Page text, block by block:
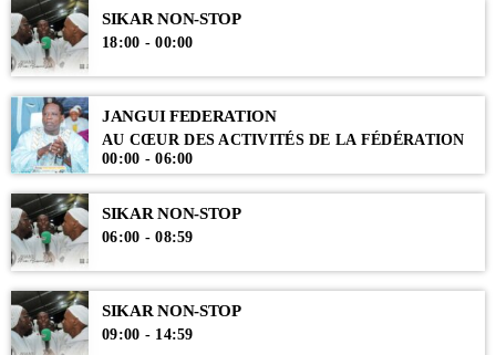
SIKAR NON-STOP
18:00 - 00:00
JANGUI FEDERATION
AU CŒUR DES ACTIVITÉS DE LA FÉDÉRATION
00:00 - 06:00
SIKAR NON-STOP
06:00 - 08:59
SIKAR NON-STOP
09:00 - 14:59